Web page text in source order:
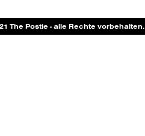
The Postie - alle Rechte vorbehalten.